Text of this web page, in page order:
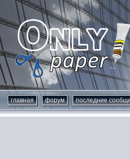
главная форум последние